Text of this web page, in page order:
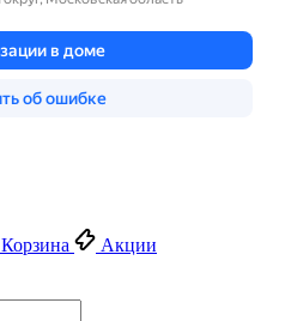
Корзина
Акции